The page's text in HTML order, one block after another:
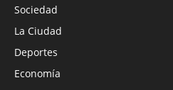
Sociedad
La Ciudad
Deportes
Economía